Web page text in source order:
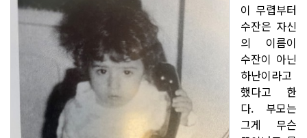
이 무렵부터
수잔은 자신
의 이름이
수잔이 아닌
하난이라고
했다고 한
다. 부모는
그게 무슨